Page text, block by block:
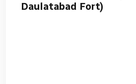
Daulatabad Fort)